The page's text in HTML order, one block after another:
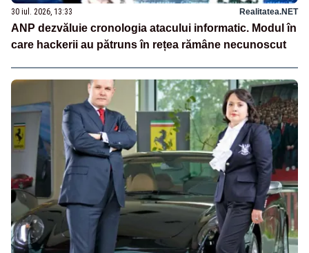
30 iul. 2026, 13:33 Realitatea.NET
ANP dezvăluie cronologia atacului informatic. Modul în
care hackerii au pătruns în rețea rămâne necunoscut